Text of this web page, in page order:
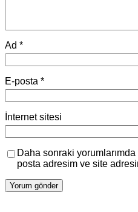
Ad *
E-posta *
İnternet sitesi
Daha sonraki yorumlarımda
posta adresim ve site